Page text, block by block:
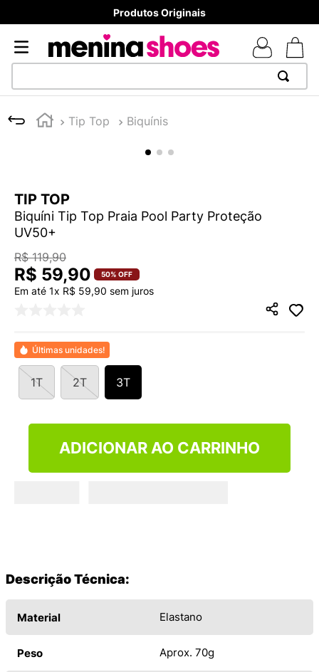
Produtos Originais
Tip Top Biquínis
TIP TOP
Biquíni Tip Top Praia Pool Party Proteção
UV50+
R$ 119,90
R$ 59,90 50% OFF
Em até 1x R$ 59,90 sem juros
Últimas unidades!
1T 2T 3T
ADICIONAR AO CARRINHO
Descrição Técnica:
Material Elastano
Peso Aprox. 70g
1
TÊNIS NEWS BALANCE 530
º
NEW 9060
5º
ADIDAS
6
SAMBA
7º
MELISSA SLIDE
VANS TÊNIS VANS ULTRARANGE
10º VEJA COUNTRY